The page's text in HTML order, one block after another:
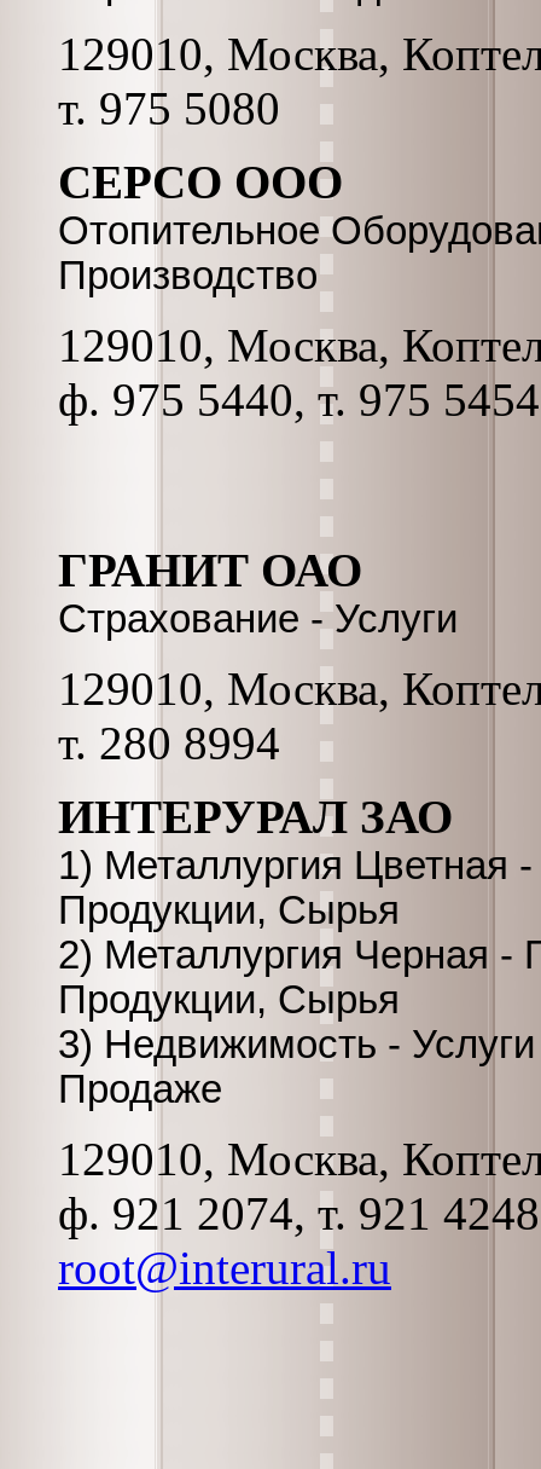
129010, Москва,
т. 975 5080
СЕРСО ООО
Отопительное
Производство
129010, Москва,
ф. 975 5440, т. 975
ГРАНИТ ОАО
Страхование - Услуги
129010, Москва,
т. 280 8994
ИНТЕРУРАЛ ЗАО
1) Металлургия Цветная
Продукции, Сырья
2) Металлургия Черная -
Продукции, Сырья
3) Недвижимость -
Продаже
129010, Москва,
ф. 921 2074, т. 921
root@interural.ru